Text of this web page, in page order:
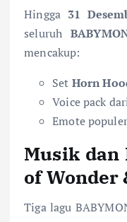
Hingga 31
seluruh
mencakup:
Set Horn
Voice pack
Emote
Musik dan
of Wonder
Tiga lagu